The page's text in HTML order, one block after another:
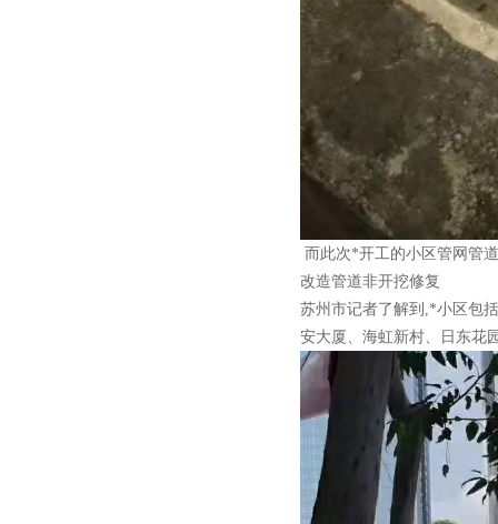
而此次*开工的小区管网管
改造管道非开挖修复
苏州市记者了解到,*小区包
安大厦、海虹新村、日东花